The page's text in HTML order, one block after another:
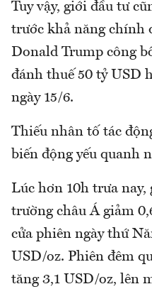
Tuy vậy, giới đầu tư
trước khả năng chính
Donald Trump công
đánh thuế 50 tỷ USD
ngày 15/6.
Thiếu nhân tố tác
biến động yếu quanh
Lúc hơn 10h trưa
trường châu Á giảm
cửa phiên ngày thứ
USD/oz. Phiên đêm
tăng 3,1 USD/oz, lên